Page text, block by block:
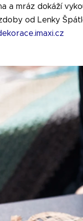
a mráz dokáží
od Lenky